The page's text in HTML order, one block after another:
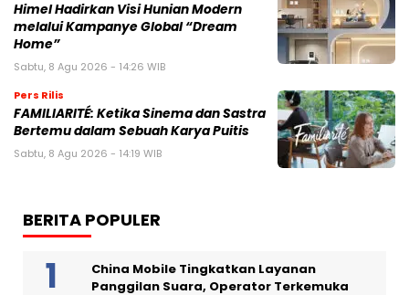
Himel Hadirkan Visi Hunian Modern
melalui Kampanye Global “Dream
Home”
Sabtu, 8 Agu 2026 - 14:26 WIB
Pers Rilis
FAMILIARITÉ: Ketika Sinema dan Sastra
Bertemu dalam Sebuah Karya Puitis
Sabtu, 8 Agu 2026 - 14:19 WIB
BERITA POPULER
China Mobile Tingkatkan Layanan
Panggilan Suara, Operator Terkemuka